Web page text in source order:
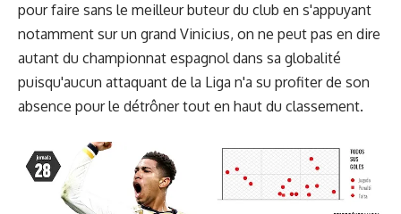
pour faire sans le meilleur buteur du club en s'appuyant
notamment sur un grand Vinicius, on ne peut pas en dire
autant du championnat espagnol dans sa globalité
puisqu'aucun attaquant de la Liga n'a su profiter de son
absence pour le détrôner tout en haut du classement.